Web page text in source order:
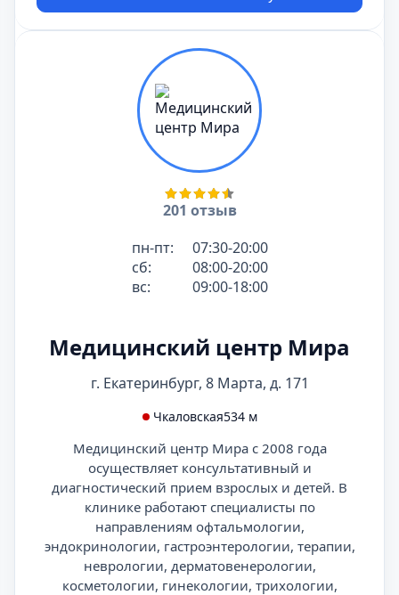
201 отзыв
пн-пт:
07:30-20:00
сб:
08:00-20:00
вс:
09:00-18:00
Медицинский центр Мира
г. Екатеринбург, 8 Марта, д. 171
Чкаловская534 м
Медицинский центр Мира с 2008 года
осуществляет консультативный и
диагностический прием взрослых и детей. В
клинике работают специалисты по
направлениям офтальмологии,
эндокринологии, гастроэнтерологии, терапии,
неврологии, дерматовенерологии,
косметологии, гинекологии, трихологии,